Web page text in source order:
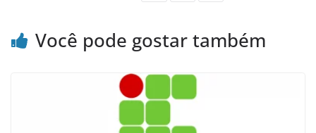
Você pode gostar também